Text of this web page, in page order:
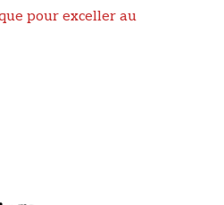
pour exceller au